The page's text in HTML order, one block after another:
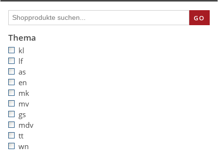
GO
Thema
kl
lf
as
en
mk
mv
gs
mdv
tt
wn